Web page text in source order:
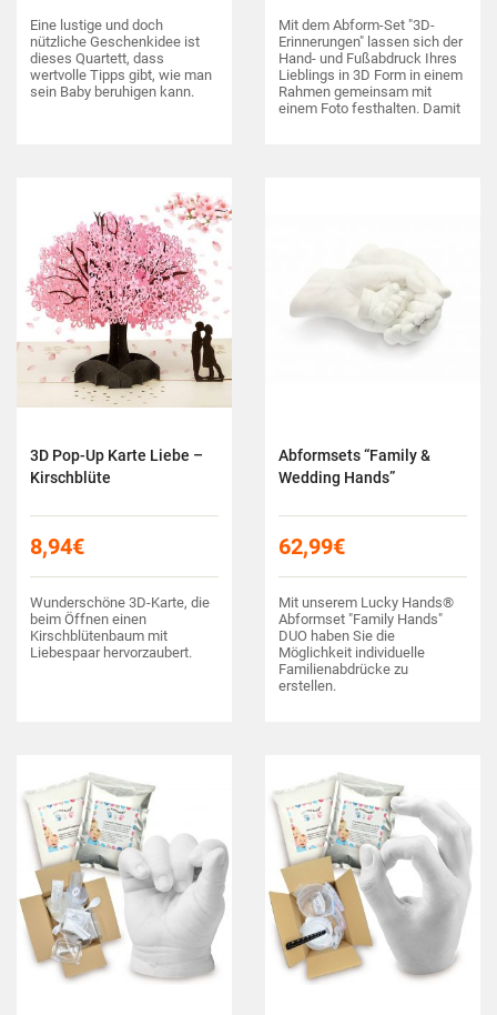
Eine lustige und doch
nützliche Geschenkidee ist
dieses Quartett, dass
wertvolle Tipps gibt, wie man
sein Baby beruhigen kann.
Mit dem Abform-Set "3D-
Erinnerungen" lassen sich der
Hand- und Fußabdruck Ihres
Lieblings in 3D Form in einem
Rahmen gemeinsam mit
einem Foto festhalten. Damit
3D Pop-Up Karte Liebe –
Kirschblüte
8,94€
Wunderschöne 3D-Karte, die
beim Öffnen einen
Kirschblütenbaum mit
Liebespaar hervorzaubert.
Abformsets “Family &
Wedding Hands”
62,99€
Mit unserem Lucky Hands®
Abformset "Family Hands"
DUO haben Sie die
Möglichkeit individuelle
Familienabdrücke zu
erstellen.